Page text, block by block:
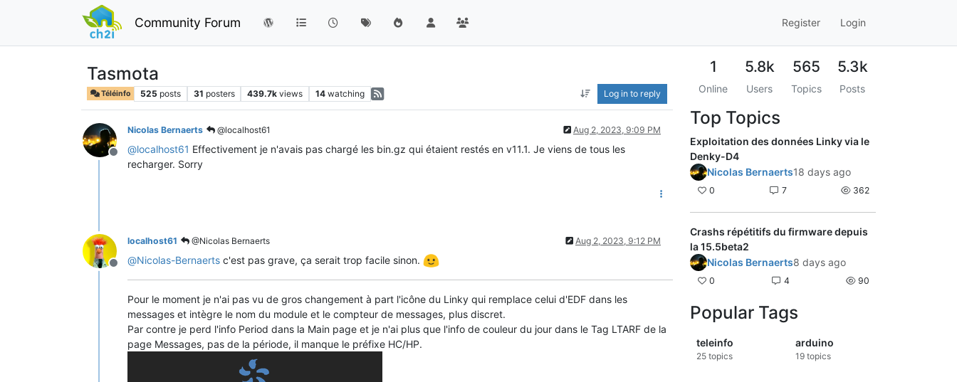
Community Forum Register Login
Tasmota
Téléinfo 525 posts 31 posters 439.7k views 14 watching Log in to reply
Offline
Nicolas Bernaerts @localhost61 Aug 2, 2023, 9:09 PM
@localhost61 Effectivement je n'avais pas chargé les bin.gz qui étaient restés en v11.1. Je viens de tous les
recharger. Sorry
Offline
localhost61 @Nicolas Bernaerts Aug 2, 2023, 9:12 PM
@Nicolas-Bernaerts c'est pas grave, ça serait trop facile sinon.
Pour le moment je n'ai pas vu de gros changement à part l'icône du Linky qui remplace celui d'EDF dans les
messages et intègre le nom du module et le compteur de messages, plus discret.
Par contre je perd l'info Period dans la Main page et je n'ai plus que l'info de couleur du jour dans le Tag LTARF de la
page Messages, pas de la période, il manque le préfixe HC/HP.
1
Online
5.8k
Users
565
Topics
5.3k
Posts
Top Topics
Exploitation des données Linky via le
Denky-D4
Nicolas Bernaerts18 days ago
0 7 362
Crashs répétitifs du firmware depuis
la 15.5beta2
Nicolas Bernaerts8 days ago
0 4 90
Popular Tags
teleinfo
25 topics
arduino
19topics